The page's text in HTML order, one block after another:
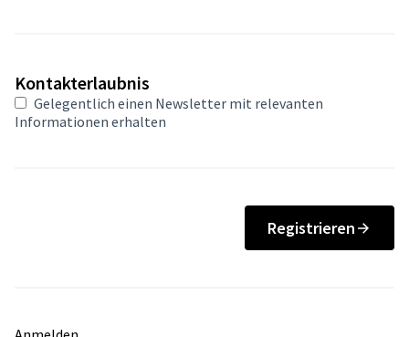
Kontakterlaubnis
Gelegentlich einen Newsletter mit relevanten
Informationen erhalten
Registrieren